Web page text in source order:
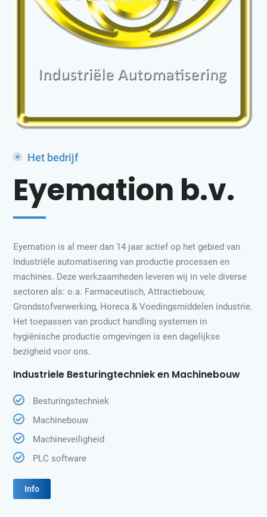
Het bedrijf
Eyemation b.v.
Eyemation is al meer dan 14 jaar actief op het gebied van
Industriële automatisering van productie processen en
machines. Deze werkzaamheden leveren wij in vele diverse
sectoren als: o.a. Farmaceutisch, Attractiebouw,
Grondstofverwerking, Horeca & Voedingsmiddelen industrie.
Het toepassen van product handling systemen in
hygiënische productie omgevingen is een dagelijkse
bezigheid voor ons.
Industriele Besturingtechniek en Machinebouw
Besturingstechniek
Machinebouw
Machineveiligheid
PLC software
Info